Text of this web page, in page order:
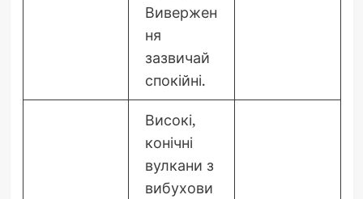
Вивержен
ня
зазвичай
спокійні.
Високі,
конічні
вулкани з
вибухови